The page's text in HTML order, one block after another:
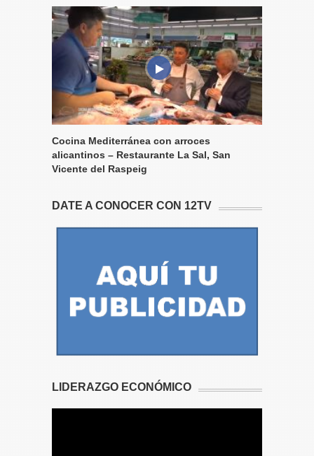
Cocina Mediterránea con arroces
alicantinos – Restaurante La Sal, San
Vicente del Raspeig
DATE A CONOCER CON 12TV
LIDERAZGO ECONÓMICO